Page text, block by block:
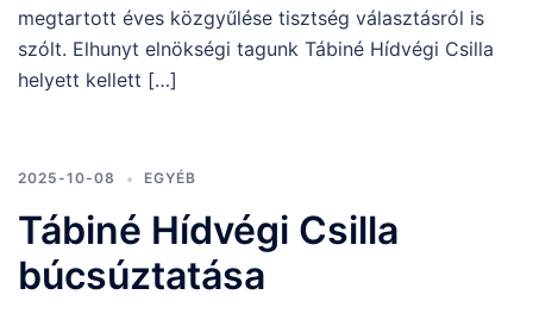
megtartott éves közgyűlése tisztség választásról is
szólt. Elhunyt elnökségi tagunk Tábiné Hídvégi Csilla
helyett kellett […]
2025-10-08 EGYÉB
Tábiné Hídvégi Csilla
búcsúztatása